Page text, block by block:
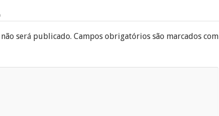
será publicado. Campos obrigatórios são marcados com